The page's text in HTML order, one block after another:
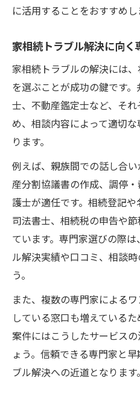
に活用することをおすすめし
家相続トラブル解決に向
家相続トラブルの解決には
を選ぶことが成功の鍵です
士、不動産鑑定士など、そ
め、相談内容によって適切
ります。
例えば、親族間での話し合
産分割協議書の作成、調停
護士が適任です。相続登記
司法書士、相続税の申告や
ています。専門家選びの際
ル解決実績や口コミ、相談
う。
また、複数の専門家による
している窓口も増えている
案件にはこうしたサービス
ょう。信頼できる専門家と
ブル解決への近道となります。